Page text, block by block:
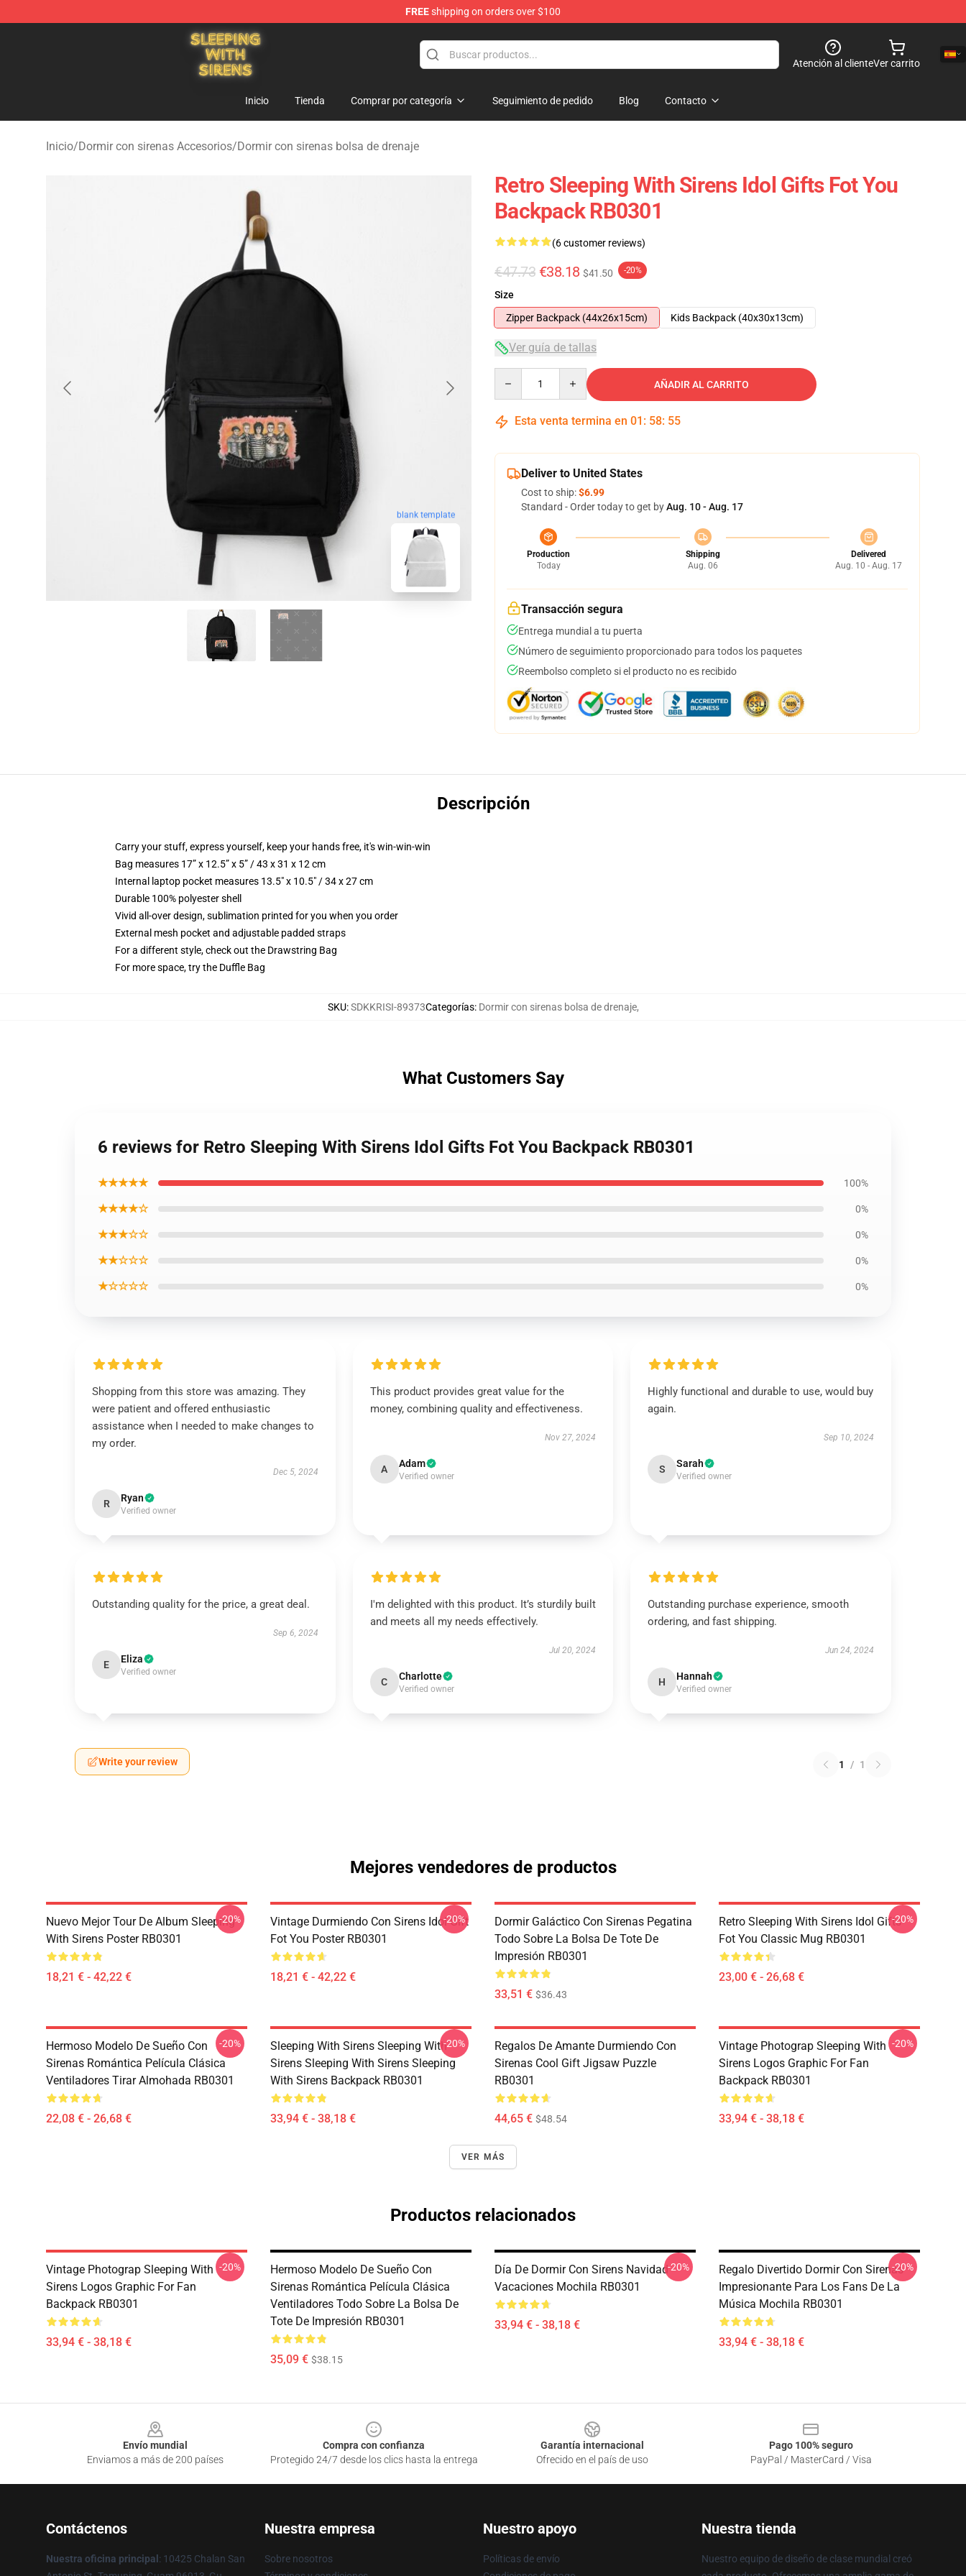
FREEshipping on orders over $100
Sleeping With Sirens Store - Official Sleeping With Sirens Merchandise Shop
Atención al clienteVer carrito
Inicio Tienda Comprar por categoría Seguimiento de pedido Blog Contacto
Inicio/Dormir con sirenas Accesorios/Dormir con sirenas bolsa de drenaje
blank template
Retro Sleeping With Sirens Idol Gifts Fot You
Backpack RB0301
(6 customer reviews)
€47.73 €38.18 $41.50 -20%
Size
Zipper Backpack (44x26x15cm)
Kids Backpack (40x30x13cm)
Ver guía de tallas
AÑADIR AL CARRITO
Esta venta termina en 01 : 58: 54
Deliver to United States
Cost to ship:$6.99
Standard - Order today to get byAug. 10 - Aug. 17
Production
Today
Shipping
Aug. 06
Delivered
Aug. 10 - Aug. 17
Transacción segura
Entrega mundial a tu puerta
Número de seguimiento proporcionado para todos los paquetes
Reembolso completo si el producto no es recibido
Descripción
Carry your stuff, express yourself, keep your hands free, it's win-win-win
Bag measures 17” x 12.5” x 5” / 43 x 31 x 12 cm
Internal laptop pocket measures 13.5" x 10.5" / 34 x 27 cm
Durable 100% polyester shell
Vivid all-over design, sublimation printed for you when you order
External mesh pocket and adjustable padded straps
For a different style, check out the Drawstring Bag
For more space, try the Duffle Bag
SKU:SDKKRISI-89373Categorías: Dormir con sirenas bolsa de drenaje,
What Customers Say
6 reviews for Retro Sleeping With Sirens Idol Gifts Fot You Backpack RB0301
★★★★★ 100%
★★★★☆ 0%
★★★☆☆ 0%
★★☆☆☆ 0%
★☆☆☆☆ 0%
Shopping from this store was amazing. They
were patient and offered enthusiastic
assistance when I needed to make changes to
my order.
Dec 5, 2024
R Ryan
Verified owner
This product provides great value for the
money, combining quality and effectiveness.
Nov 27, 2024
A Adam
Verified owner
Highly functional and durable to use, would buy
again.
Sep 10, 2024
S Sarah
Verified owner
Outstanding quality for the price, a great deal.
Sep 6, 2024
E Eliza
Verified owner
I'm delighted with this product. It’s sturdily built
and meets all my needs effectively.
Jul 20, 2024
C Charlotte
Verified owner
Outstanding purchase experience, smooth
ordering, and fast shipping.
Jun 24, 2024
H Hannah
Verified owner
Write your review 1 / 1
Mejores vendedores de productos
Nuevo Mejor Tour De Album Sleeping
With Sirens Poster RB0301
18,21 € - 42,22 €
-20%
Vintage Durmiendo Con Sirens Idol Gift
Fot You Poster RB0301
18,21 € - 42,22 €
-20%
Dormir Galáctico Con Sirenas Pegatina
Todo Sobre La Bolsa De Tote De
Impresión RB0301
33,51 € $36.43
Retro Sleeping With Sirens Idol Gifts
Fot You Classic Mug RB0301
23,00 € - 26,68 €
-20%
Hermoso Modelo De Sueño Con
Sirenas Romántica Película Clásica
Ventiladores Tirar Almohada RB0301
22,08 € - 26,68 €
-20%
Sleeping With Sirens Sleeping With
Sirens Sleeping With Sirens Sleeping
With Sirens Backpack RB0301
33,94 € - 38,18 €
-20%
Regalos De Amante Durmiendo Con
Sirenas Cool Gift Jigsaw Puzzle
RB0301
44,65 € $48.54
Vintage Photograp Sleeping With
Sirens Logos Graphic For Fan
Backpack RB0301
33,94 € - 38,18 €
-20%
VER MÁS
Productos relacionados
Vintage Photograp Sleeping With
Sirens Logos Graphic For Fan
Backpack RB0301
33,94 € - 38,18 €
-20%
Hermoso Modelo De Sueño Con
Sirenas Romántica Película Clásica
Ventiladores Todo Sobre La Bolsa De
Tote De Impresión RB0301
35,09 € $38.15
Día De Dormir Con Sirens Navidad
Vacaciones Mochila RB0301
33,94 € - 38,18 €
-20%
Regalo Divertido Dormir Con Sirenas
Impresionante Para Los Fans De La
Música Mochila RB0301
33,94 € - 38,18 €
-20%
Envío mundial
Enviamos a más de 200 países
Compra con confianza
Protegido 24/7 desde los clics hasta la entrega
Garantía internacional
Ofrecido en el país de uso
Pago 100% seguro
PayPal / MasterCard / Visa
Contáctenos
Nuestra oficina principal : 10425 Chalan San
Nuestra empresa
Sobre nosotros
Nuestro apoyo
Políticas de envío
Nuestra tienda
Nuestro equipo de diseño de clase mundial creó